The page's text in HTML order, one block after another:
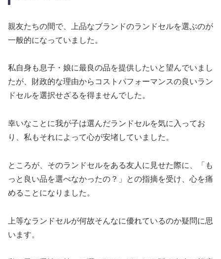
親友たちの間で、上品なブランドのランドセルを選ぶのが
一般的になっていました。
私自身も息子・娘に最良の品を提供したいと望んでいまし
たが、財政的な理由からコストパフォーマンスの良いラン
ドセルを選択せざるを得ませんでした。
幸いなことに我が子は選んだランドセルを気に入ってお
り、私もそれによって心が安堵していました。
ところが、そのランドセルをある友人に見せた際に、「も
っと良い品を選べなかったの？」との指摘を受け、心を痛
めることになりました。
上等なランドセルが何故そんなに優れているのか疑問に思
います。